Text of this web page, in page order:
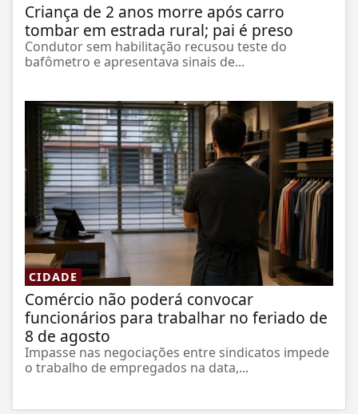
Criança de 2 anos morre após carro
tombar em estrada rural; pai é preso
Condutor sem habilitação recusou teste do
bafômetro e apresentava sinais de...
CIDADE
Comércio não poderá convocar
funcionários para trabalhar no feriado de
8 de agosto
Impasse nas negociações entre sindicatos impede
o trabalho de empregados na data,...